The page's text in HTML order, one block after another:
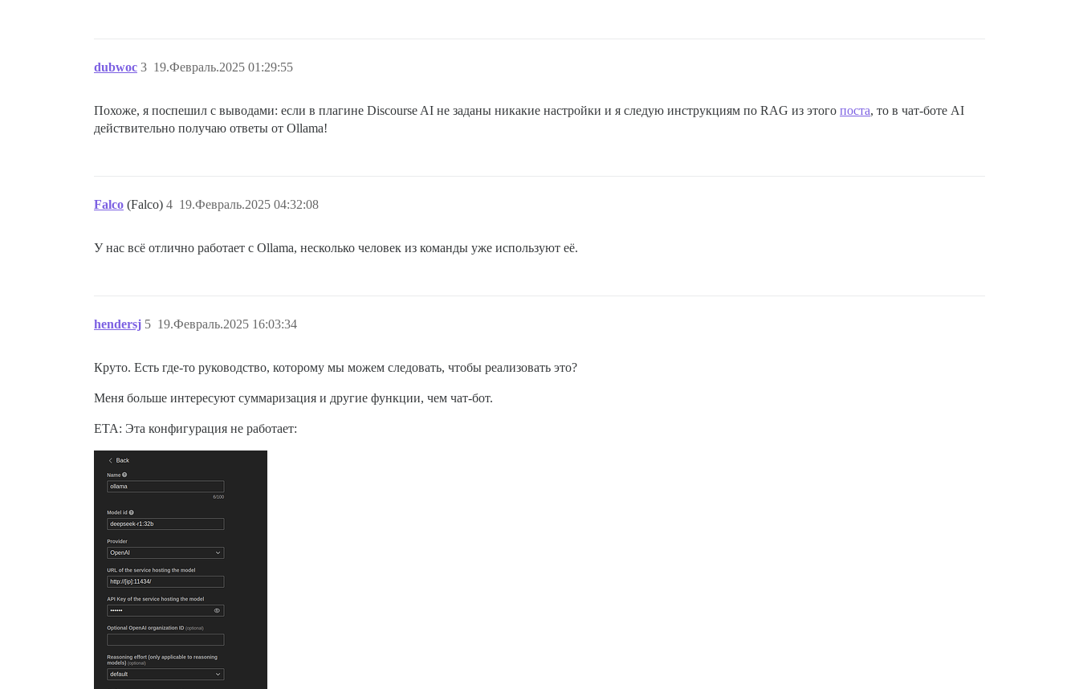
dubwoc 19.Февраль.2025 01:29:55
3
Похоже, я поспешил с выводами: если в плагине Discourse AI не заданы никакие настройки и я следую инструкциям по RAG из этого поста, то в чат-боте AI
действительно получаю ответы от Ollama!
Falco (Falco) 19.Февраль.2025 04:32:08
4
У нас всё отлично работает с Ollama, несколько человек из команды уже используют её.
hendersj 19.Февраль.2025 16:03:34
5
Круто. Есть где-то руководство, которому мы можем следовать, чтобы реализовать это?
Меня больше интересуют суммаризация и другие функции, чем чат-бот.
ETA: Эта конфигурация не работает: